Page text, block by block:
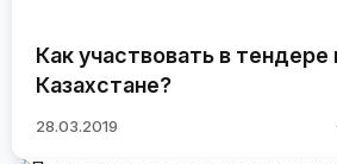
Как участвовать в тендере
Казахстане?
28.03.2019